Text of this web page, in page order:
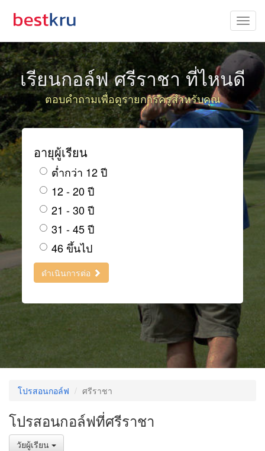
เรียนกอล์ฟ ศรีราชา ที่ไหนดี
ตอบคำถามเพื่อดูรายการครูสำหรับคุณ
อายุผู้เรียน
ต่ำกว่า 12 ปี
12 - 20 ปี
21 - 30 ปี
31 - 45 ปี
46 ขึ้นไป
ดำเนินการต่อ
โปรสอนกอล์ฟ ศรีราชา
โปรสอนกอล์ฟที่ศรีราชา
วัยผู้เรียน